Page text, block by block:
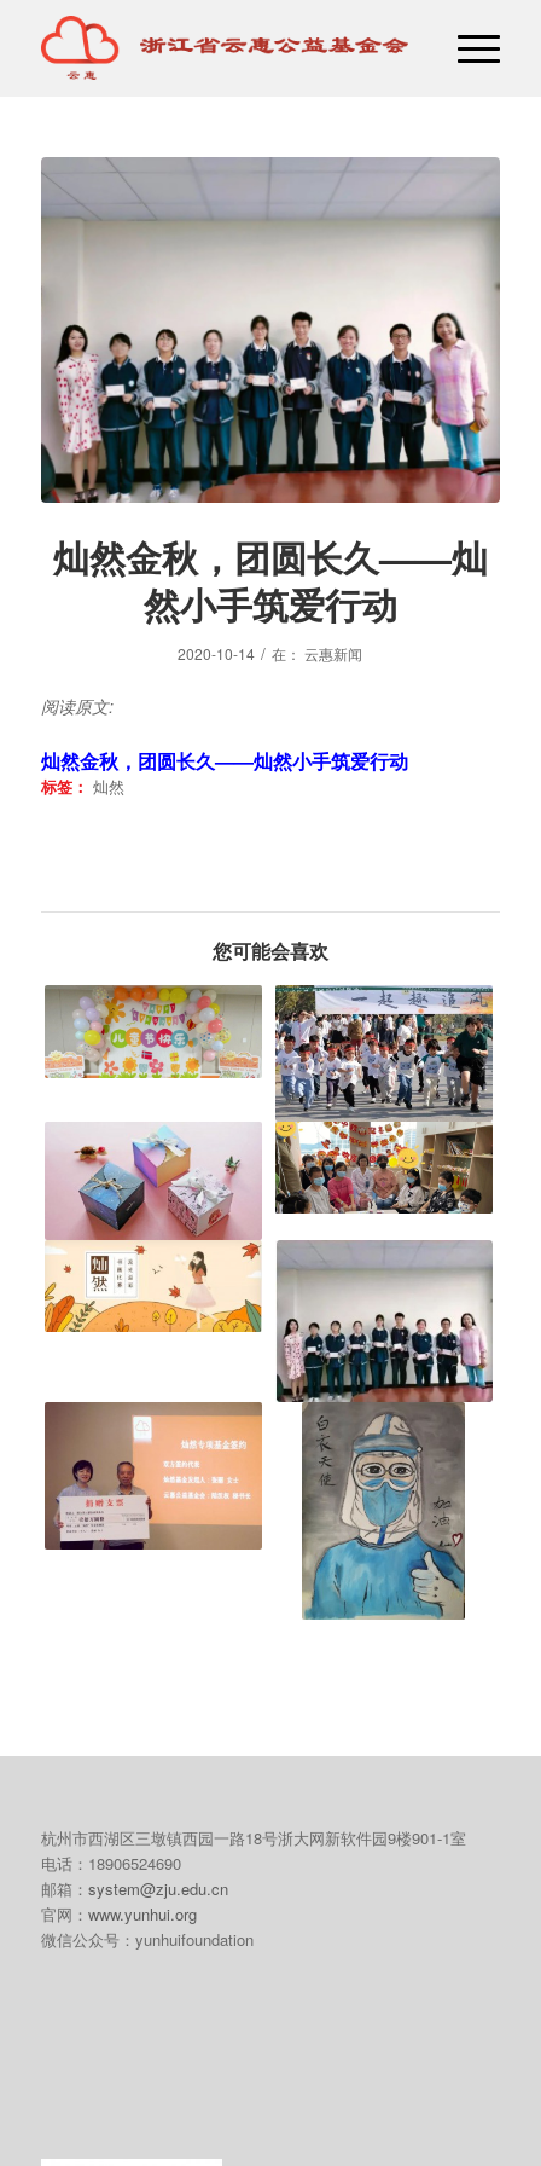
灿然金秋，团圆长久——灿
然小手筑爱行动
2020-10-14 / 在：云惠新闻
阅读原文:
灿然金秋，团圆长久——灿然小手筑爱行动
标签： 灿然
您可能会喜欢
杭州市西湖区三墩镇西园一路18号浙大网新软件园9楼901-1室
电话：18906524690
邮箱： system@zju.edu.cn
官网： www.yunhui.org
微信公众号：yunhuifoundation